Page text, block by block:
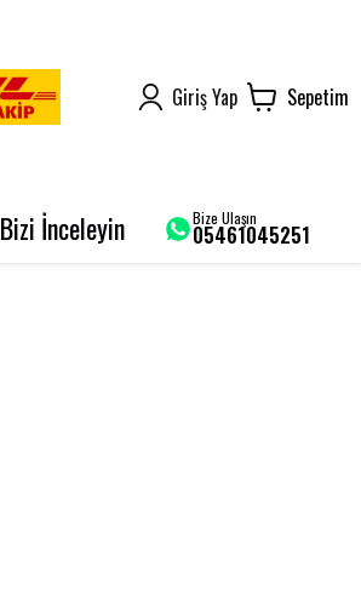
Giriş Yap Sepetim
Bizi İnceleyin Bize Ulaşın
05461045251